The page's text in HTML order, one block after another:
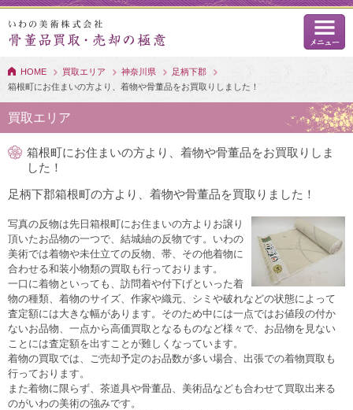
HOME 買取エリア 神奈川県
足柄下郡
箱根町にお住まいの方より、着物や骨董品をお買取りしました！
買取エリア
箱根町にお住まいの方より、着物や骨董品をお買取りしま
した！
足柄下郡箱根町の方より、着物や骨董品を買取りました！
写真の反物は先日箱根町にお住まいの方よりお譲り
頂いたお品物の一つで、結城紬の反物です。いわの
美術では着物や未仕立ての反物、帯、その他着物に
合わせる和装小物類の買取も行っております。
一口に着物といっても、訪問着や付下げといった着
物の種類、着物のサイズ、作家や織元、シミや破れなどの状態によって
査定額には大きな幅があります。そのため中には一点ではお値段の付か
ないお品物、一点から高価買取となるものなど様々で、お品物を見ない
ことには査定額を出すことが難しくなっています。
着物の買取では、ご売却予定のお品数が多い場合、出張での着物買取も
行っております。
また着物に限らず、茶道具や骨董品、美術品なども合わせて買取出来る
のがいわの美術の強みです。